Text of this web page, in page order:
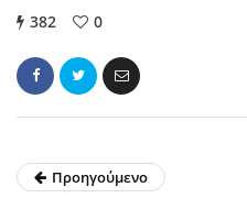
382 0
Προηγούμενο